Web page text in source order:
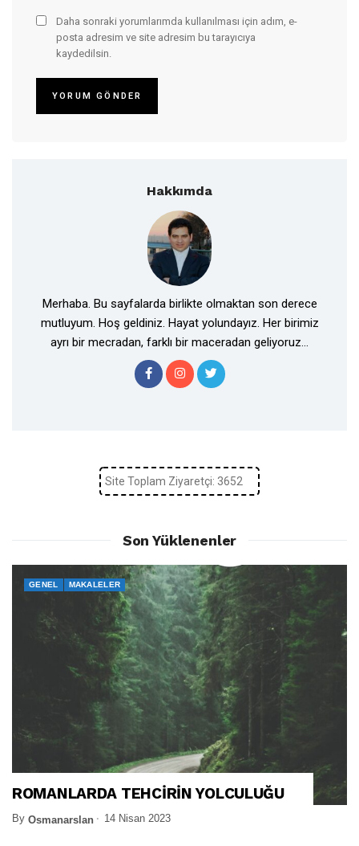
Daha sonraki yorumlarımda kullanılması için adım, e-
posta adresim ve site adresim bu tarayıcıya
kaydedilsin.
Hakkımda
Merhaba. Bu sayfalarda birlikte olmaktan son derece
mutluyum. Hoş geldiniz. Hayat yolundayız. Her birimiz
ayrı bir mecradan, farklı bir maceradan geliyoruz...
Site Toplam Ziyaretçi: 3652
Son Yüklenenler
GENEL MAKALELER
ROMANLARDA TEHCİRİN YOLCULUĞU
By Osmanarslan 14 Nisan 2023